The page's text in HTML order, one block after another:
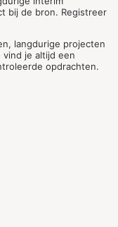
bij de bron. Registreer
langdurige projecten
vind je altijd een
opdrachten.